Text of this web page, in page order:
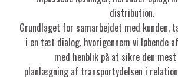
distribution.
Grundlaget for samarbejdet med kunden,
i en tæt dialog, hvorigennem vi løbende
med henblik på at sikre den
planlægning af transportydelsen i